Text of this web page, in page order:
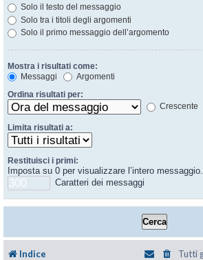
Solo il testo del messaggio
Solo tra i titoli degli argomenti
Solo il primo messaggio dell’argomento
Mostra i risultati come:
Messaggi
Argomenti
Ordina risultati per:
Crescente
Limita risultati a:
Restituisci i primi:
Imposta su 0 per visualizzare l’intero messaggio.
Caratteri dei messaggi
Indice Tutti